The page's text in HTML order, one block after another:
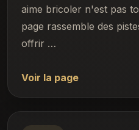
aime bricoler n'est pas
page rassemble des
offrir …
Voir la page